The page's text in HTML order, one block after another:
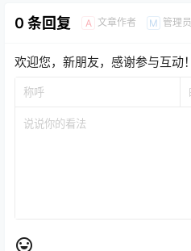
0 条回复 A 文章作者 M 管理员
欢迎您，新朋友，感谢参与互动！